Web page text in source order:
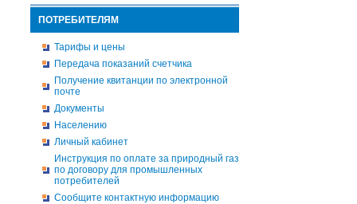
ПОТРЕБИТЕЛЯМ
Тарифы и цены
Передача показаний счетчика
Получение квитанции по электронной
почте
Документы
Населению
Личный кабинет
Инструкция по оплате за природный газ
по договору для промышленных
потребителей
Сообщите контактную информацию